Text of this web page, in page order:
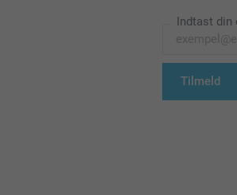
Indtast din
Tilmeld